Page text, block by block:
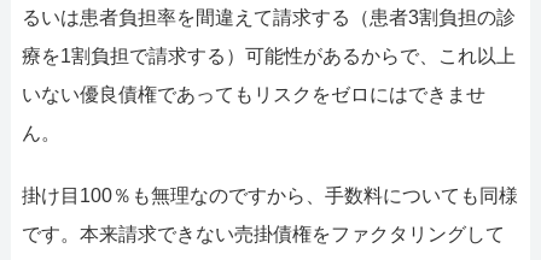
るいは患者負担率を間違えて請求する（患者3割負担の診
療を1割負担で請求する）可能性があるからで、これ以上
いない優良債権であってもリスクをゼロにはできませ
ん。
掛け目100％も無理なのですから、手数料についても同様
です。本来請求できない売掛債権をファクタリングして